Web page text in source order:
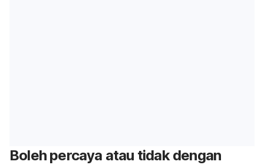
Boleh percaya atau tidak dengan